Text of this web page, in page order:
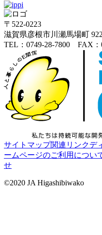
〒522-0223
滋賀県彦根市川瀬馬場町
TEL：0749-28-7800 FAX：
サイトマップ関連リンクデ
ームページのご利用につい
せ
©2020 JA Higashibiwako